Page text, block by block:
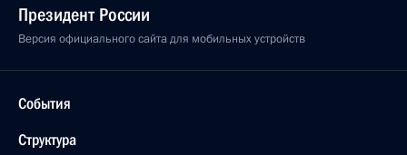
Президент России
Версия официального сайта для мобильных устройств
События
Структура